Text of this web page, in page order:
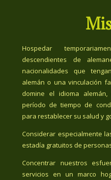
Hospedar
descendientes de
nacionalidades que
alemán o una vinculación
domine el idioma
período de tiempo de
para restablecer su salud y
Considerar especialmente
estadía gratuitos de
Concentrar nuestros
servicios en un marco